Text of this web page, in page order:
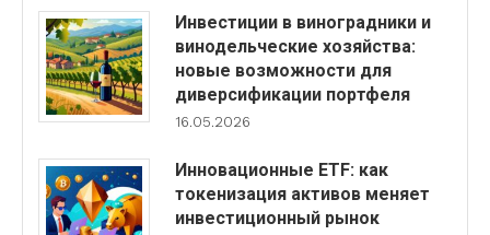
Инвестиции в виноградники и
винодельческие хозяйства:
новые возможности для
диверсификации портфеля
16.05.2026
Инновационные ETF: как
токенизация активов меняет
инвестиционный рынок